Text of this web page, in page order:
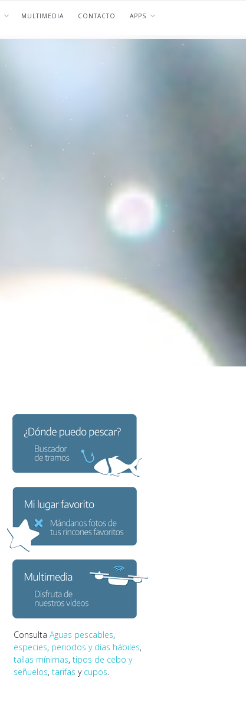
MULTIMEDIA CONTACTO APPS
ConsultaAguas pescables,
especies, periodos y días hábiles,
tallas mínimas,tipos de cebo y
señuelos,tarifas y cupos